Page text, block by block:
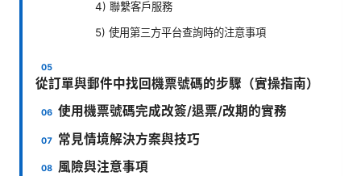
4) 聯繫客戶服務
5) 使用第三方平台查詢時的注意事項
從訂單與郵件中找回機票號碼的步驟（實操指南）
使用機票號碼完成改簽/退票/改期的實務
常見情境解決方案與技巧
風險與注意事項